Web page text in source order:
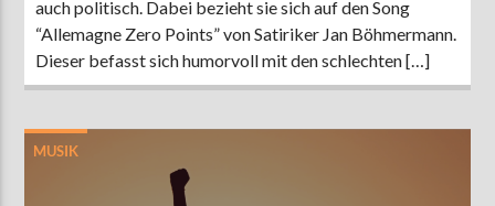
auch politisch. Dabei bezieht sie sich auf den Song
“Allemagne Zero Points” von Satiriker Jan Böhmermann.
Dieser befasst sich humorvoll mit den schlechten […]
MUSIK